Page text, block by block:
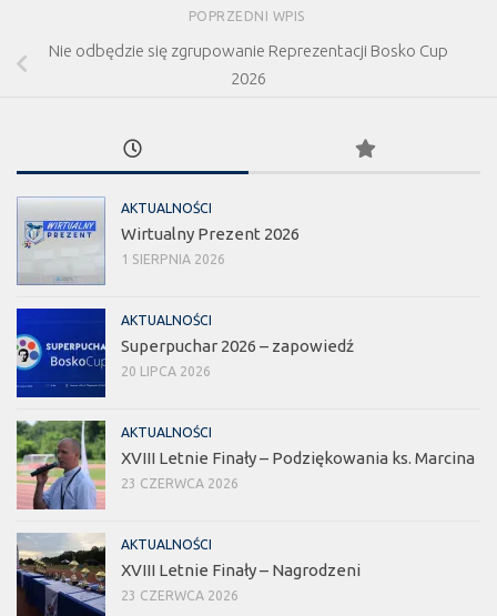
POPRZEDNI WPIS
Nie odbędzie się zgrupowanie Reprezentacji Bosko Cup
2026
AKTUALNOŚCI
Wirtualny Prezent 2026
1 SIERPNIA 2026
AKTUALNOŚCI
Superpuchar 2026 – zapowiedź
20 LIPCA 2026
AKTUALNOŚCI
XVIII Letnie Finały – Podziękowania ks. Marcina
23 CZERWCA 2026
AKTUALNOŚCI
XVIII Letnie Finały – Nagrodzeni
23 CZERWCA 2026